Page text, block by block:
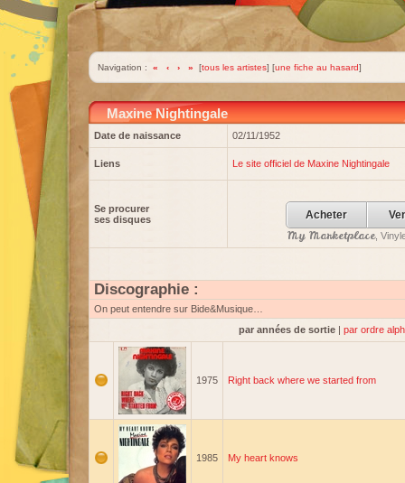
Navigation : « ‹ › » [tous les artistes] [une fiche au hasard]
Maxine Nightingale
Date de naissance 02/11/1952
Liens Le site officiel de Maxine Nightingale
Se procurer
ses disques
Acheter
My Marketplace,
Discographie :
On peut entendre sur Bide&Musique…
par années de sortie | par ordre
1975 Right back where we started from
1985 My heart knows